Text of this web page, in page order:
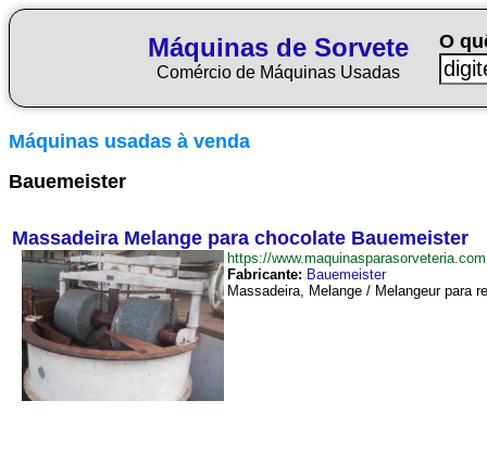
Máquinas de Sorvete
Comércio de Máquinas Usadas
O
Máquinas usadas à venda
Bauemeister
Massadeira Melange para chocolate Bauemeister
https://
Fabricante: Bauemeister
Massadeira, Melange / Melangeur para